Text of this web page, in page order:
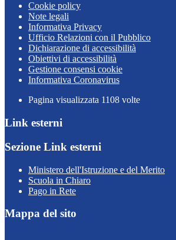
Cookie policy
Note legali
Informativa Privacy
Ufficio Relazioni con il Pubblico
Dichiarazione di accessibilità
Obiettivi di accessibilità
Gestione consensi cookie
Informativa Coronavirus
Pagina visualizzata 1108 volte
Link esterni
Sezione Link esterni
Ministero dell'Istruzione e del Merito
Scuola in Chiaro
Pago in Rete
Mappa del sito